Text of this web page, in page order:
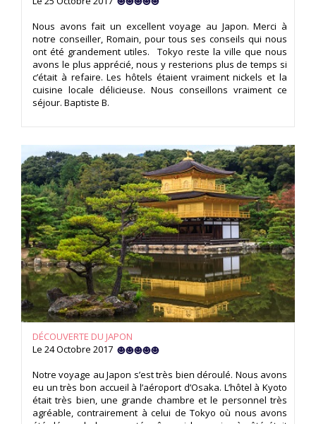
Nous avons fait un excellent voyage au Japon. Merci à
notre conseiller, Romain, pour tous ses conseils qui nous
ont été grandement utiles. Tokyo reste la ville que nous
avons le plus apprécié, nous y resterions plus de temps si
c’était à refaire. Les hôtels étaient vraiment nickels et la
cuisine locale délicieuse. Nous conseillons vraiment ce
séjour. Baptiste B.
DÉCOUVERTE DU JAPON
Le 24 Octobre 2017
Notre voyage au Japon s’est très bien déroulé. Nous avons
eu un très bon accueil à l’aéroport d’Osaka. L’hôtel à Kyoto
était très bien, une grande chambre et le personnel très
agréable, contrairement à celui de Tokyo où nous avons